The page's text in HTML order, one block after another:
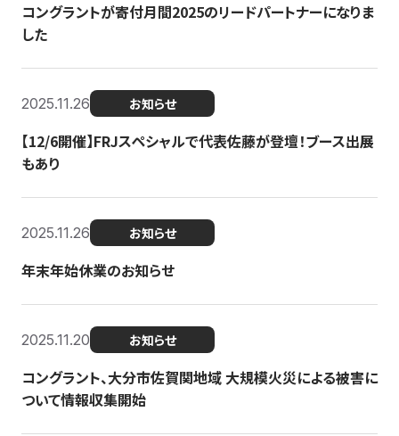
コングラントが寄付月間2025のリードパートナーになりま
した
2025.11.26 お知らせ
【12/6開催】FRJスペシャルで代表佐藤が登壇！ブース出展
もあり
2025.11.26 お知らせ
年末年始休業のお知らせ
2025.11.20 お知らせ
コングラント、大分市佐賀関地域 大規模火災による被害に
ついて情報収集開始